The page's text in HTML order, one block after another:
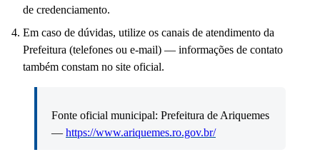
de credenciamento.
Em caso de dúvidas, utilize os canais de atendimento da
Prefeitura (telefones ou e-mail) — informações de contato
também constam no site oficial.
Fonte oficial municipal: Prefeitura de Ariquemes
— https://www.ariquemes.ro.gov.br/